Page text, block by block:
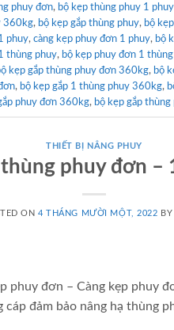
phuy đơn, bộ kẹp thùng phuy 1
360kg, bộ kẹp gắp thùng phuy, bộ
phuy, càng kẹp phuy đơn 1 phuy, bộ
thùng phuy, bộ kẹp phuy đơn 1
kẹp gắp thùng phuy đơn 360kg, bộ
, bộ kẹp gắp 1 thùng phuy 360kg,
phuy đơn 360kg, bộ kẹp gắp
THIẾT BỊ NÂNG PHUY
thùng phuy đơn –
ON4 THÁNG MƯỜI MỘT, 2022 BY
phuy đơn – Càng kẹp phuy
đảm bảo nâng hạ thùng